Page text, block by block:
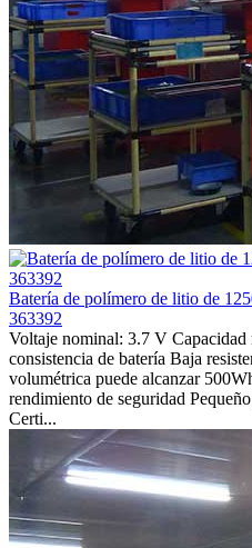
Batería de polímero de litio de
363392
Voltaje nominal: 3.7 V
consistencia de batería Baja
volumétrica puede alcanzar
rendimiento de seguridad
Certi...